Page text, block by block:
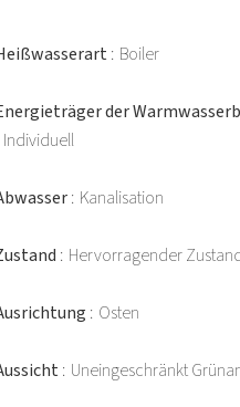
Boiler
der
Individuell
Kanalisation
Hervorragender
Osten
Uneingeschränkt